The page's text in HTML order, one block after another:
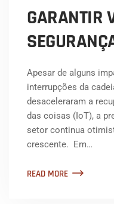
GARANTIR
Apesar de alguns
interrupções da
desaceleraram a
das coisas (IoT), a
setor continua
crescente. Em…
READ MORE